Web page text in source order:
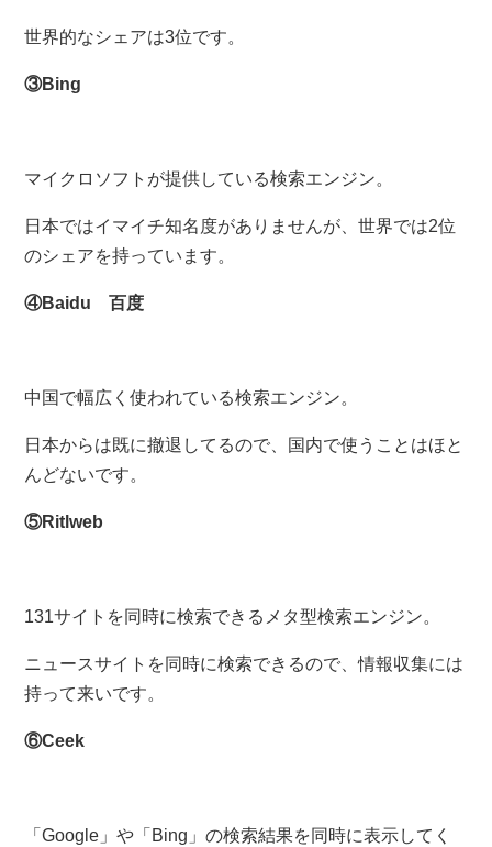
世界的なシェアは3位です。
③Bing
マイクロソフトが提供している検索エンジン。
日本ではイマイチ知名度がありませんが、世界では2位
のシェアを持っています。
④Baidu 百度
中国で幅広く使われている検索エンジン。
日本からは既に撤退してるので、国内で使うことはほと
んどないです。
⑤Ritlweb
131サイトを同時に検索できるメタ型検索エンジン。
ニュースサイトを同時に検索できるので、情報収集には
持って来いです。
⑥Ceek
「Google」や「Bing」の検索結果を同時に表示してく